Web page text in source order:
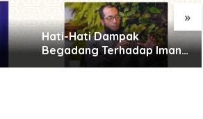
»
Hati-Hati Dampak
Begadang Terhadap Iman
dan Kesehatan